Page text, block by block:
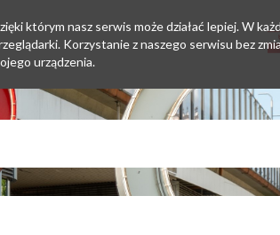
którym nasz serwis może działać lepiej. W
Korzystanie z naszego serwisu bez
urządzenia.